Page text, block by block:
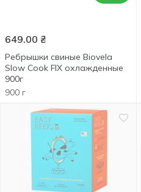
649.00 ₴
Ребрышки свиные Biovela
Slow Cook FIX охлажденные
900г
900 г